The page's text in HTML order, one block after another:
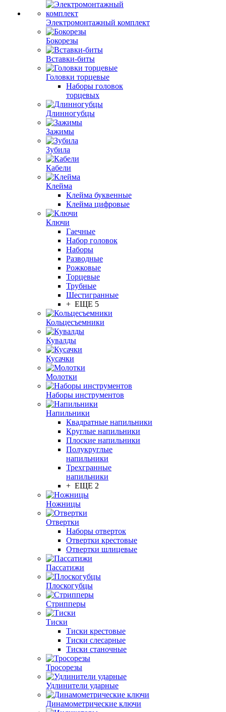
Электромонтажный комплект
Бокорезы
Вставки-биты
Головки торцевые
Наборы головок
торцевых
Длинногубцы
Зажимы
Зубила
Кабели
Клейма
Клейма буквенные
Клейма цифровые
Ключи
Гаечные
Набор головок
Наборы
Разводные
Рожковые
Торцевые
Трубные
Шестигранные
+ ЕЩЕ 5
Кольцесъемники
Кувалды
Кусачки
Молотки
Наборы инструментов
Напильники
Квадратные напильники
Круглые напильники
Плоские напильники
Полукруглые
напильники
Трехгранные
напильники
+ ЕЩЕ 2
Ножницы
Отвертки
Наборы отверток
Отвертки крестовые
Отвертки шлицевые
Пассатижи
Плоскогубцы
Стрипперы
Тиски
Тиски крестовые
Тиски слесарные
Тиски станочные
Тросорезы
Удлинители ударные
Динамометрические ключи